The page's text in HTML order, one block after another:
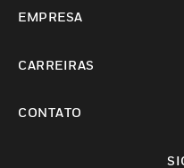
EMPRESA
CARREIRAS
CONTATO